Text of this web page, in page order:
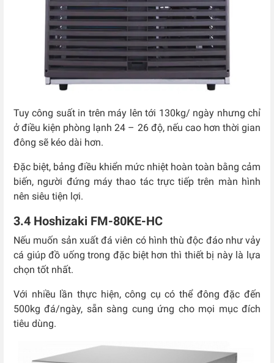
Tuy công suất in trên máy lên tới 130kg/ ngày nhưng chỉ
ở điều kiện phòng lạnh 24 – 26 độ, nếu cao hơn thời gian
đông sẽ kéo dài hơn.
Đặc biệt, bảng điều khiển mức nhiệt hoàn toàn bằng cảm
biến, người đứng máy thao tác trực tiếp trên màn hình
nên siêu tiện lợi.
3.4 Hoshizaki FM-80KE-HC
Nếu muốn sản xuất đá viên có hình thù độc đáo như vảy
cá giúp đồ uống trong đặc biệt hơn thì thiết bị này là lựa
chọn tốt nhất.
Với nhiều lần thực hiện, công cụ có thể đông đặc đến
500kg đá/ngày, sẵn sàng cung ứng cho mọi mục đích
tiêu dùng.